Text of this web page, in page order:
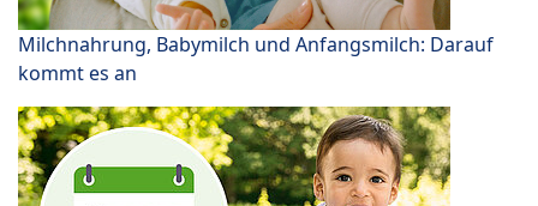
Milchnahrung, Babymilch und Anfangsmilch: Darauf
kommt es an